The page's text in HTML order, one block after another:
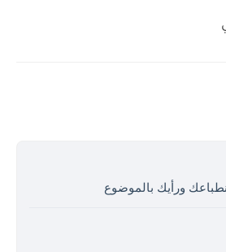
ورأيك بالموضوع